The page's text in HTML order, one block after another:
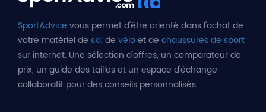
SportAdvice vous permet d'être orienté dans l'achat de
votre matériel de ski, de véloet de chaussures de sport
sur internet. Une sélection d'offres, un comparateur de
prix, un guide des tailles et un espace d'échange
collaboratif pour des conseils personnalisés.